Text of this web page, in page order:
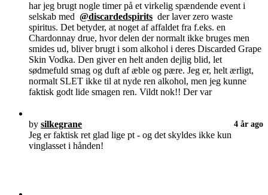
har jeg brugt nogle timer på et virkelig spændende event i
selskab med @discardedspirits der laver zero waste
spiritus. Det betyder, at noget af affaldet fra f.eks. en
Chardonnay drue, hvor delen der normalt ikke bruges men
smides ud, bliver brugt i som alkohol i deres Discarded Grape
Skin Vodka. Den giver en helt anden dejlig blid, let
sødmefuld smag og duft af æble og pære. Jeg er, helt ærligt,
normalt SLET ikke til at nyde ren alkohol, men jeg kunne
faktisk godt lide smagen ren. Vildt nok!! Der var
by silkegrane 4 år ago
Jeg er faktisk ret glad lige pt - og det skyldes ikke kun
vinglasset i hånden!